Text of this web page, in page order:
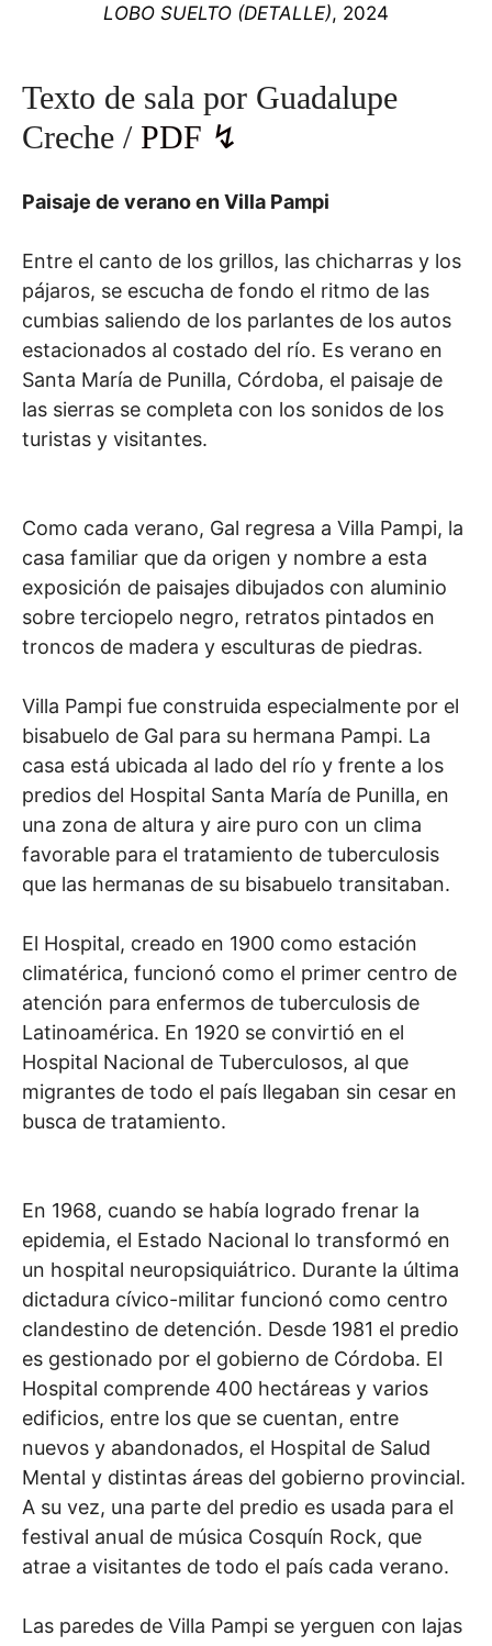
LOBO SUELTO (DETALLE), 2024
Texto de sala por Guadalupe
Creche / PDF ↯
Paisaje de verano en Villa Pampi
Entre el canto de los grillos, las chicharras y los
pájaros, se escucha de fondo el ritmo de las
cumbias saliendo de los parlantes de los autos
estacionados al costado del río. Es verano en
Santa María de Punilla, Córdoba, el paisaje de
las sierras se completa con los sonidos de los
turistas y visitantes.
Como cada verano, Gal regresa a Villa Pampi, la
casa familiar que da origen y nombre a esta
exposición de paisajes dibujados con aluminio
sobre terciopelo negro, retratos pintados en
troncos de madera y esculturas de piedras.
Villa Pampi fue construida especialmente por el
bisabuelo de Gal para su hermana Pampi. La
casa está ubicada al lado del río y frente a los
predios del Hospital Santa María de Punilla, en
una zona de altura y aire puro con un clima
favorable para el tratamiento de tuberculosis
que las hermanas de su bisabuelo transitaban.
El Hospital, creado en 1900 como estación
climatérica, funcionó como el primer centro de
atención para enfermos de tuberculosis de
Latinoamérica. En 1920 se convirtió en el
Hospital Nacional de Tuberculosos, al que
migrantes de todo el país llegaban sin cesar en
busca de tratamiento.
En 1968, cuando se había logrado frenar la
epidemia, el Estado Nacional lo transformó en
un hospital neuropsiquiátrico. Durante la última
dictadura cívico-militar funcionó como centro
clandestino de detención. Desde 1981 el predio
es gestionado por el gobierno de Córdoba. El
Hospital comprende 400 hectáreas y varios
edificios, entre los que se cuentan, entre
nuevos y abandonados, el Hospital de Salud
Mental y distintas áreas del gobierno provincial.
A su vez, una parte del predio es usada para el
festival anual de música Cosquín Rock, que
atrae a visitantes de todo el país cada verano.
Las paredes de Villa Pampi se yerguen con lajas